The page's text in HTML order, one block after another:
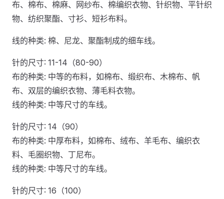
布、棉布、棉麻、网纱布、棉编织衣物、针织物、平针织
物、纺织聚酯、寸衫、短衫布料。
线的种类: 棉、尼龙、聚酯制成的细车线。
针的尺寸: 11-14（80-90）
布的种类: 中等的布料，如棉布、缎织布、木棉布、帆
布、双层的编织衣物、薄毛料衣物。
线的种类: 中等尺寸的车线。
针的尺寸: 14（90）
布的种类: 中厚布料，如棉布、绒布、羊毛布、编织衣
料、毛圈织物、丁尼布。
线的种类: 中等尺寸的车线。
针的尺寸: 16（100）